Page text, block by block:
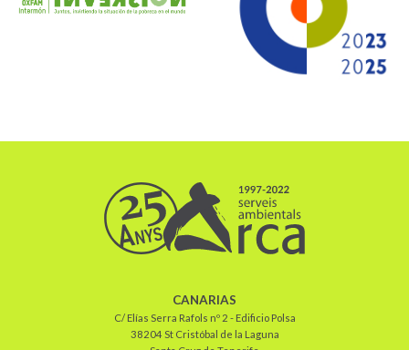
CANARIAS
C/ Elías Serra Rafols nº 2 - Edificio Polsa
38204 St Cristóbal de la Laguna